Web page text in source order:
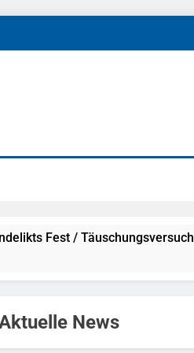
Fest / Täuschungsversuch
Sexueller Belästigung
News